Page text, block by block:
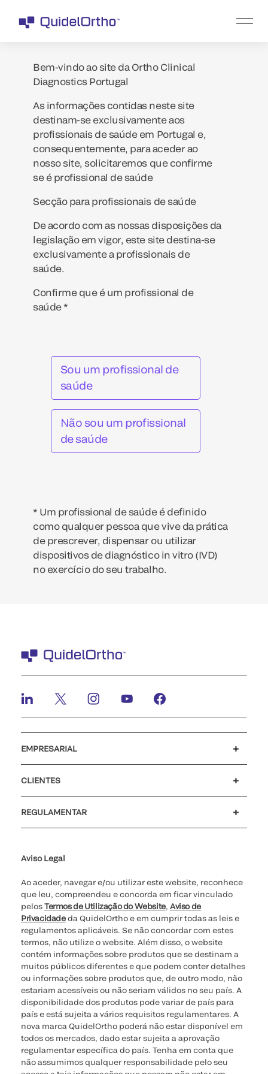
Bem-vindo ao site da Ortho Clinical
Diagnostics Portugal
As informações contidas neste site
destinam-se exclusivamente aos
profissionais de saúde em Portugal e,
consequentemente, para aceder ao
nosso site, solicitaremos que confirme
se é profissional de saúde
Secção para profissionais de saúde
De acordo com as nossas disposições da
legislação em vigor, este site destina-se
exclusivamente a profissionais de
saúde.
Confirme que é um profissional de
saúde *
Sou um profissional de
saúde
Não sou um profissional
de saúde
* Um profissional de saúde é definido
como qualquer pessoa que vive da prática
de prescrever, dispensar ou utilizar
dispositivos de diagnóstico in vitro (IVD)
no exercício do seu trabalho.
EMPRESARIAL
CLIENTES
REGULAMENTAR
Aviso Legal
Ao aceder, navegar e/ou utilizar este website, reconhece
que leu, compreendeu e concorda em ficar vinculado
pelosTermos de Utilização do Website, Aviso de
Privacidadeda QuidelOrtho e em cumprir todas as leis e
regulamentos aplicáveis. Se não concordar com estes
termos, não utilize o website. Além disso, o website
contém informações sobre produtos que se destinam a
muitos públicos diferentes e que podem conter detalhes
ou informações sobre produtos que, de outro modo, não
estariam acessíveis ou não seriam válidos no seu país. A
disponibilidade dos produtos pode variar de país para
país e está sujeita a vários requisitos regulamentares. A
nova marca QuidelOrtho poderá não estar disponível em
todos os mercados, dado estar sujeita a aprovação
regulamentar específica do país. Tenha em conta que
não assumimos qualquer responsabilidade pelo seu